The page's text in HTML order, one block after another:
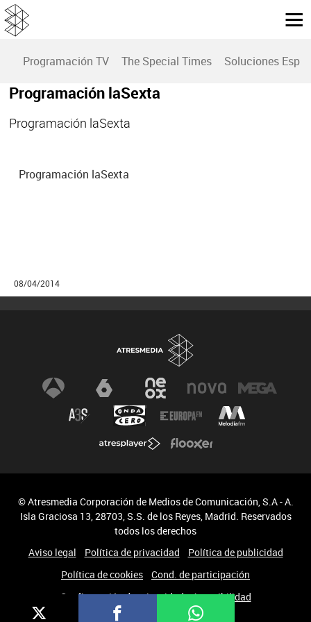
Programación TV The Special Times Soluciones
Programación laSexta
Programación laSexta
Programación laSexta
08/04/2014
© Atresmedia Corporación de Medios de Comunicación, S.A - A.
Isla Graciosa 13, 28703, S.S. de los Reyes, Madrid. Reservados
todos los derechos
Aviso legal
Política de privacidad
Política de publicidad
Política de cookies
Cond. de participación
Configuración de privacidad
Accesibilidad